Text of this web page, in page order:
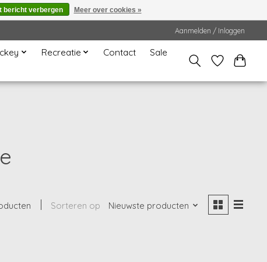
Aanmelden / Inloggen
Recreatie Contact
Sale
Sorteren op Nieuwste producten
bericht verbergen Meer over cookies »